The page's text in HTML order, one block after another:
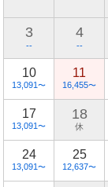
3
--
4
--
10
13,091〜
11
16,455〜
17
13,091〜
18
休
24
13,091〜
25
12,637〜